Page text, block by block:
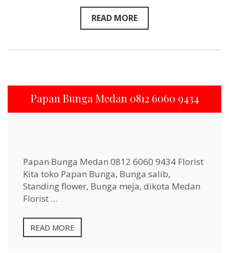
READ MORE
Papan Bunga Medan 0812 6060 9434
Papan Bunga Medan 0812 6060 9434 Florist
Kita toko Papan Bunga, Bunga salib,
Standing flower, Bunga meja, dikota Medan
Florist …
READ MORE